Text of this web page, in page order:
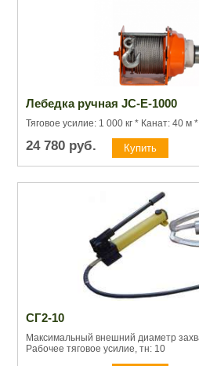
Лебедка ручная JC-E-1000
Тяговое усилие: 1 000 кг * Канат: 40
24 780 руб.
СГ2-10
Максимальный внешний диаметр
Рабочее тяговое усилие, тн: 10